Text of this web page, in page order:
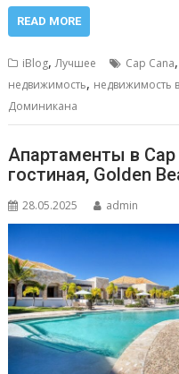
e
b
o
o
k
ai
l s
A
p
p
e
n
g
er
READ MORE
iBlog, Лучшее Cap Cana,
недвижимость, недвижимость
Доминикана
Апартаменты в Cap
гостиная, Golden
28.05.2025 admin